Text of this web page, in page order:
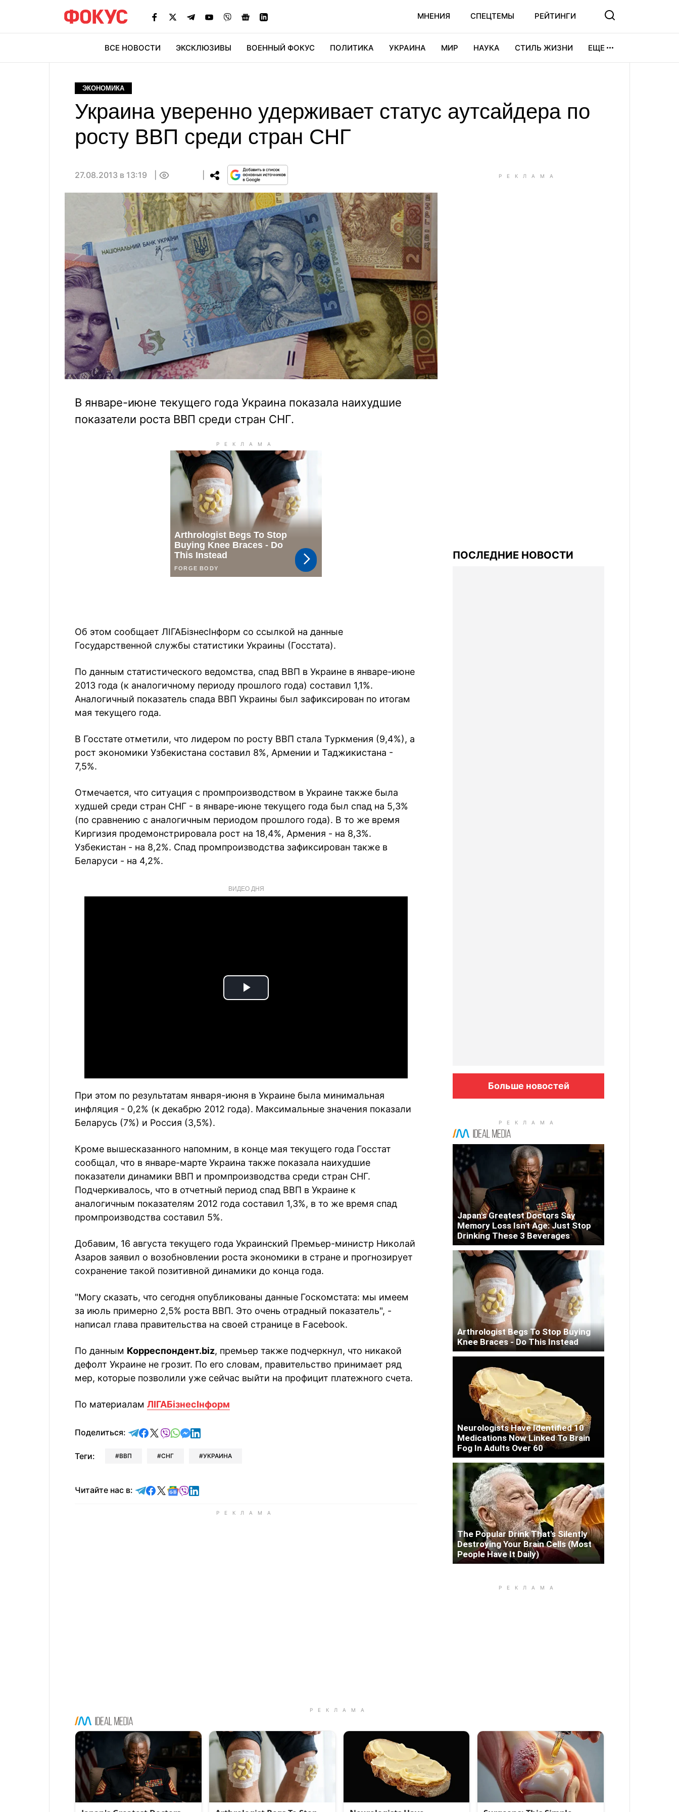
МНЕНИЯ СПЕЦТЕМЫ РЕЙТИНГИ
ВСЕ НОВОСТИ ЭКСКЛЮЗИВЫ ВОЕННЫЙ ФОКУС ПОЛИТИКА УКРАИНА МИР НАУКА СТИЛЬ ЖИЗНИ ЕЩЕ
ЭКОНОМИКА
Украина уверенно удерживает статус аутсайдера по
росту ВВП среди стран СНГ
27.08.2013 в 13:19
В январе-июне текущего года Украина показала наихудшие
показатели роста ВВП среди стран СНГ.
Об этом сообщает ЛIГАБiзнесIнформ со ссылкой на данные
Государственной службы статистики Украины (Госстата).
По данным статистического ведомства, спад ВВП в Украине в январе-июне
2013 года (к аналогичному периоду прошлого года) составил 1,1%.
Аналогичный показатель спада ВВП Украины был зафиксирован по итогам
мая текущего года.
В Госстате отметили, что лидером по росту ВВП стала Туркмения (9,4%), а
рост экономики Узбекистана составил 8%, Армении и Таджикистана -
7,5%.
Отмечается, что ситуация с промпроизводством в Украине также была
худшей среди стран СНГ - в январе-июне текущего года был спад на 5,3%
(по сравнению с аналогичным периодом прошлого года). В то же время
Киргизия продемонстрировала рост на 18,4%, Армения - на 8,3%.
Узбекистан - на 8,2%. Спад промпроизводства зафиксирован также в
Беларуси - на 4,2%.
ВИДЕО ДНЯ
Play
При этом по результатам января-июня в Украине была минимальная
инфляция - 0,2% (к декабрю 2012 года). Максимальные значения показали
Беларусь (7%) и Россия (3,5%).
Кроме вышесказанного напомним, в конце мая текущего года Госстат
сообщал, что в январе-марте Украина также показала наихудшие
показатели динамики ВВП и промпроизводства среди стран СНГ.
Подчеркивалось, что в отчетный период спад ВВП в Украине к
аналогичным показателям 2012 года составил 1,3%, в то же время спад
промпроизводства составил 5%.
Добавим, 16 августа текущего года Украинский Премьер-министр Николай
Азаров заявил о возобновлении роста экономики в стране и прогнозирует
сохранение такой позитивной динамики до конца года.
"Могу сказать, что сегодня опубликованы данные Госкомстата: мы имеем
за июль примерно 2,5% роста ВВП. Это очень отрадный показатель", -
написал глава правительства на своей странице в Facebook.
По данным Корреспондент.biz, премьер также подчеркнул, что никакой
дефолт Украине не грозит. По его словам, правительство принимает ряд
мер, которые позволили уже сейчас выйти на профицит платежного счета.
По материалам ЛIГАБiзнесIнформ
Поделиться: отправить в Telegram
поделиться в Facebook
поделиться в X
отправить в Viber
отправить в Whatsapp
отправить в Messenger
отправить в LinkedIn
Теги: ВВП СНГ УКРАИНА
Читайте нас в: Читайте в Telegram
Читайте в Facebook
Читайте в X
Читайте в Google news
Читайте в Viber
Читайте в LinkedIn
ПОСЛЕДНИЕ НОВОСТИ
Больше новостей